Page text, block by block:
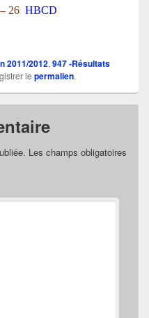
26 HBCD
2011/2012, 947 -Résultats
le permalien.
Les champs obligatoires